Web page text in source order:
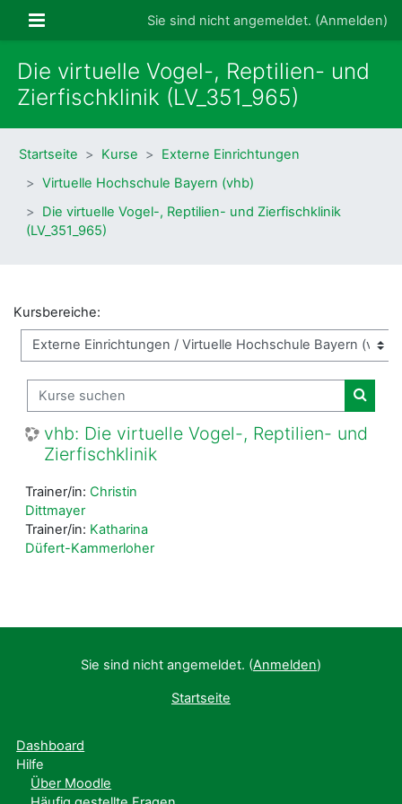
Website-ÜbersichtSie sind nicht angemeldet. (Anmelden)
Die virtuelle Vogel-, Reptilien- und
Zierfischklinik (LV_351_965)
Startseite Kurse
Externe Einrichtungen
Virtuelle Hochschule Bayern (vhb)
Die virtuelle Vogel-, Reptilien- und Zierfischklinik
(LV_351_965)
Kursbereiche:
Kurse suchen
Kurse
vhb: Die virtuelle Vogel-, Reptilien- und
Zierfischklinik
Trainer/in: Christin
Dittmayer
Trainer/in: Katharina
Düfert-Kammerloher
Sie sind nicht angemeldet. (Anmelden)
Startseite
Dashboard
Hilfe
Über Moodle